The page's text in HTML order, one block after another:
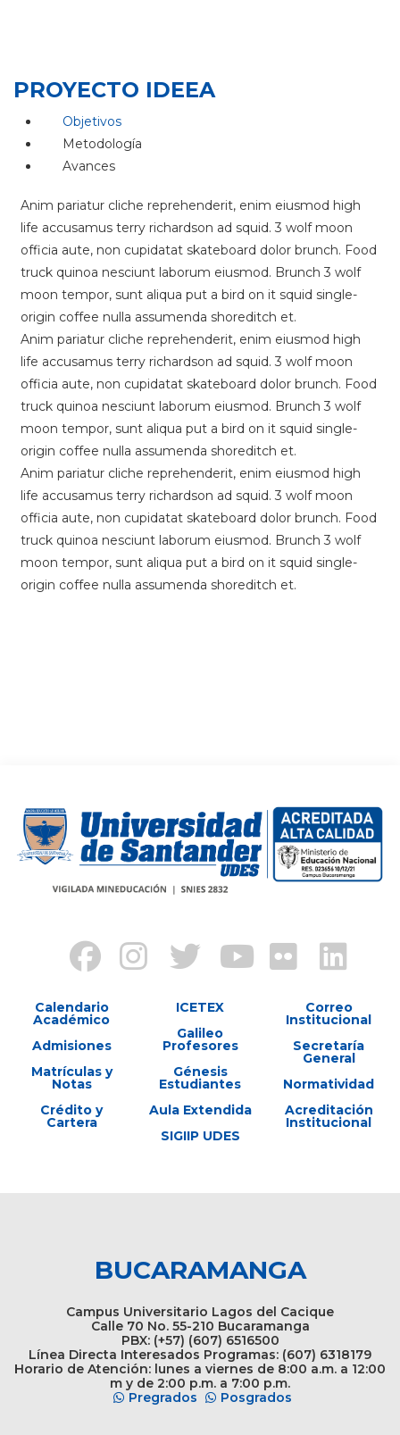
PROYECTO IDEEA
Objetivos
Metodología
Avances
Anim pariatur cliche reprehenderit, enim eiusmod high
life accusamus terry richardson ad squid. 3 wolf moon
officia aute, non cupidatat skateboard dolor brunch. Food
truck quinoa nesciunt laborum eiusmod. Brunch 3 wolf
moon tempor, sunt aliqua put a bird on it squid single-
origin coffee nulla assumenda shoreditch et.
Anim pariatur cliche reprehenderit, enim eiusmod high
life accusamus terry richardson ad squid. 3 wolf moon
officia aute, non cupidatat skateboard dolor brunch. Food
truck quinoa nesciunt laborum eiusmod. Brunch 3 wolf
moon tempor, sunt aliqua put a bird on it squid single-
origin coffee nulla assumenda shoreditch et.
Anim pariatur cliche reprehenderit, enim eiusmod high
life accusamus terry richardson ad squid. 3 wolf moon
officia aute, non cupidatat skateboard dolor brunch. Food
truck quinoa nesciunt laborum eiusmod. Brunch 3 wolf
moon tempor, sunt aliqua put a bird on it squid single-
origin coffee nulla assumenda shoreditch et.
Calendario
Académico
Admisiones
Matrículas y
Notas
Crédito y
Cartera
ICETEX
Galileo
Profesores
Génesis
Estudiantes
Aula Extendida
SIGIIP UDES
Correo
Institucional
Secretaría
General
Normatividad
Acreditación
Institucional
BUCARAMANGA
Campus Universitario Lagos del Cacique
Calle 70 No. 55-210 Bucaramanga
PBX: (+57) (607) 6516500
Línea Directa Interesados Programas: (607) 6318179
Horario de Atención: lunes a viernes de 8:00 a.m. a 12:00
m y de 2:00 p.m. a 7:00 p.m.
Pregrados
Posgrados